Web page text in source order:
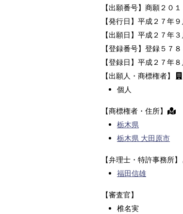
【出願番号】商願２０
【発行日】平成２７年
【出願日】平成２７年
【登録番号】登録５７
【登録日】平成２７年
【出願人・商標権者】
個人
【商標権者・住所】
栃木県
栃木県 大田原市
【弁理士・特許事務所】
福田信雄
【審査官】
椎名実